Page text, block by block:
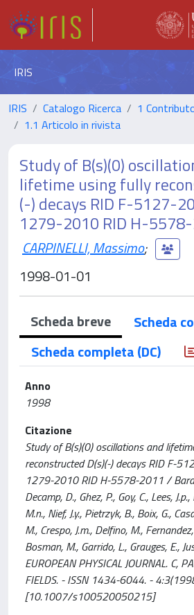
IRIS
IRIS Catalogo Ricerca
1
1.1 Articolo in rivista
Study of B(s)(0)
lifetime using fully
(-) decays RID F-5127-
1279-2010 RID H-
CARPINELLI, Massimo;
1998-01-01
Scheda breve
Scheda
Scheda completa (DC)
Anno
1998
Citazione
Study of B(s)(0) oscillations and
reconstructed D(s)(-) decays RID F-
1279-2010 RID H-5578-2011 /
Decamp, D., Ghez, P., Goy, C., Lees,
M.n., Nief, J.y., Pietrzyk, B., Boix, G.,
M., Crespo, J.m., Delfino, M.,
Bosman, M., Garrido, L., Grauges, E.,
EUROPEAN PHYSICAL JOURNAL. C,
FIELDS. - ISSN 1434-6044. -
[10.1007/s100520050215]